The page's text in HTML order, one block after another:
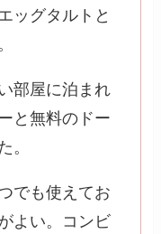
ッグタルトと
部屋に泊まれ
と無料のドー
。
でも使えてお
よい。コンビ